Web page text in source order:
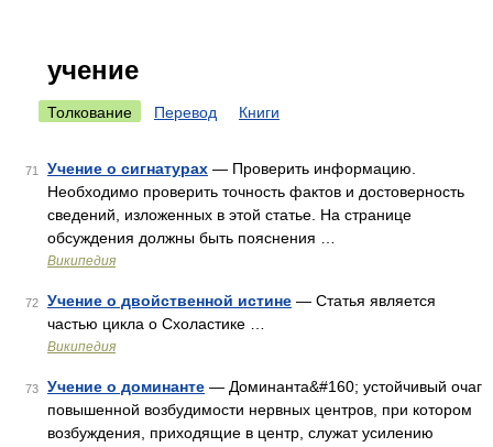
учение
Толкование Перевод Книги
71 Учение о сигнатурах — Проверить информацию.
Необходимо проверить точность фактов и достоверность
сведений, изложенных в этой статье. На странице
обсуждения должны быть пояснения …
Википедия
72 Учение о двойственной истине — Статья является
частью цикла о Схоластике …
Википедия
73 Учение о доминанте — Доминанта&#160; устойчивый очаг
повышенной возбудимости нервных центров, при котором
возбуждения, приходящие в центр, служат усилению